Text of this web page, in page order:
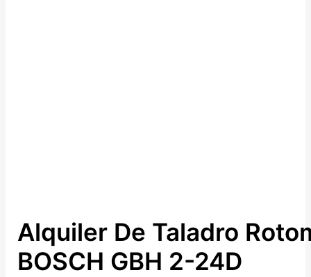
Alquiler De Taladro
BOSCH GBH 2-24D